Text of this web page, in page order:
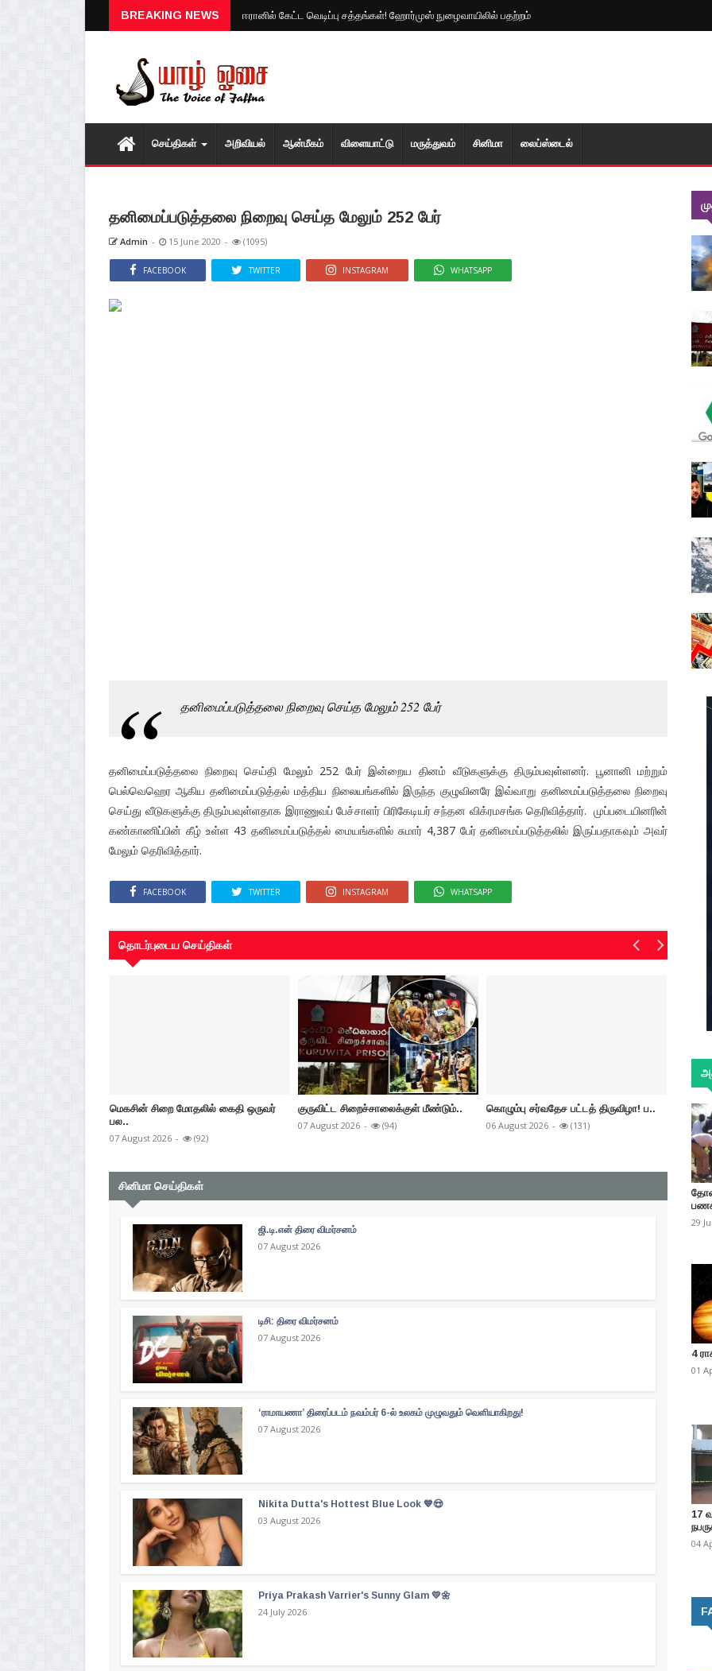
BREAKING NEWS ஈரானில் கேட்ட வெடிப்பு சத்தங்கள்! ஹோர்முஸ் நுழைவாயிலில் பதற்றம்
செய்திகள் அறிவியல் ஆன்மீகம் விளையாட்டு மரு‌த்துவ‌ம் சினிமா லைப்ஸ்டைல்
தனிமைப்படுத்தலை நிறைவு செய்த மேலும் 252 பேர்
Admin - 15 June 2020 - (1095)
FACEBOOK TWITTER INSTAGRAM WHATSAPP
தனிமைப்படுத்தலை நிறைவு செய்த மேலும் 252 பேர்
தனிமைப்படுத்தலை நிறைவு செய்தி மேலும் 252 பேர் இன்றைய தினம் வீடுகளுக்கு திரும்பவுள்ளனர். பூனானி மற்றும்
பெல்வெஹெர ஆகிய தனிமைப்படுத்தல் மத்திய நிலையங்களில் இருந்த குழுவினரே இவ்வாறு தனிமைப்படுத்தலை நிறைவு
செய்து வீடுகளுக்கு திரும்பவுள்ளதாக இராணுவப் பேச்சாளர் பிரிகேடியர் சந்தன விக்ரமசங்க தெரிவித்தார். முப்படையினரின்
கண்காணிப்பின் கீழ் உள்ள 43 தனிமைப்படுத்தல் மையங்களில் சுமார் 4,387 பேர் தனிமைப்படுத்தலில் இருப்பதாகவும் அவர்
மேலும் தெரிவித்தார்.
FACEBOOK TWITTER INSTAGRAM WHATSAPP
தொடர்புடைய செய்திகள்
மெகசின் சிறை மோதலில் கைதி ஒருவர்
பல..
07 August 2026 - (92)
குருவிட்ட சிறைச்சாலைக்குள் மீண்டும்..
07 August 2026 - (94)
கொழும்பு சர்வதேச பட்டத் திருவிழா! ப..
06 August 2026 - (131)
மறு
06
சினிமா செய்திகள்
ஜி.டி.என் திரை விமர்சனம்
07 August 2026
டிசி: திரை விமர்சனம்
07 August 2026
‘ராமாயணா’ திரைப்படம் நவம்பர் 6-ல் உலகம் முழுவதும் வெளியாகிறது!
07 August 2026
Nikita Dutta's Hottest Blue Look 💙😍
03 August 2026
Priya Prakash Varrier's Sunny Glam 💛🌼
24 July 2026
29
4
01
17
04